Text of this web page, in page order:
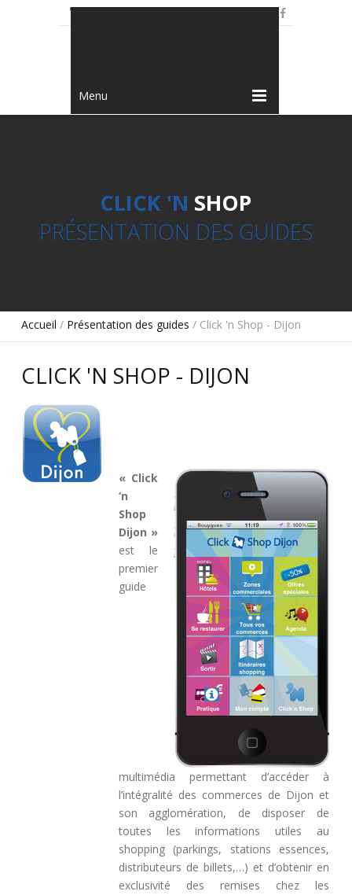
+33 3 80 73 11 12
Menu
CLICK 'N SHOP
PRÉSENTATION DES GUIDES
Accueil / Présentation des guides / Click 'n Shop - Dijon
CLICK 'N SHOP - DIJON
« Click
‘n
Shop
Dijon »
est le
premier
guide
multimédia permettant d’accéder à
l’intégralité des commerces de Dijon et
son agglomération, de disposer de
toutes les informations utiles au
shopping (parkings, stations essences,
distributeurs de billets,…) et d’obtenir en
exclusivité des remises chez les